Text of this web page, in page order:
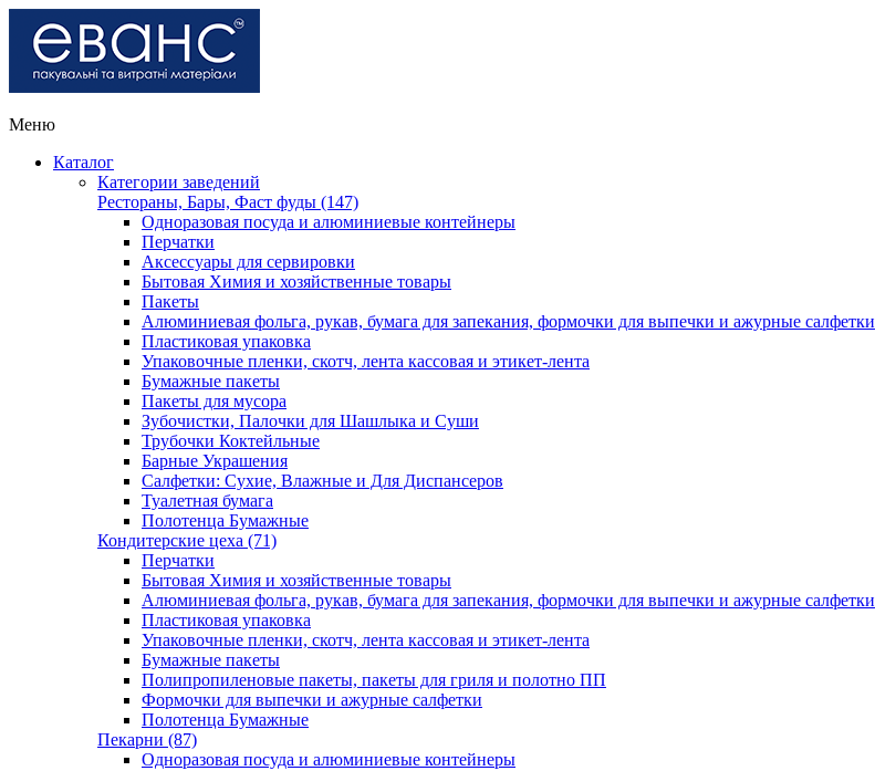
Меню
Каталог
Категории заведений
Рестораны, Бары, Фаст фуды (147)
Одноразовая посуда и алюминиевые контейнеры
Перчатки
Аксессуары для сервировки
Бытовая Химия и хозяйственные товары
Пакеты
Алюминиевая фольга, рукав, бумага для запекания, формочки для выпечки и ажурные салфетки
Пластиковая упаковка
Упаковочные пленки, скотч, лента кассовая и этикет-лента
Бумажные пакеты
Пакеты для мусора
Зубочистки, Палочки для Шашлыка и Суши
Трубочки Коктейльные
Барные Украшения
Салфетки: Сухие, Влажные и Для Диспансеров
Туалетная бумага
Полотенца Бумажные
Кондитерские цеха (71)
Перчатки
Бытовая Химия и хозяйственные товары
Алюминиевая фольга, рукав, бумага для запекания, формочки для выпечки и ажурные салфетки
Пластиковая упаковка
Упаковочные пленки, скотч, лента кассовая и этикет-лента
Бумажные пакеты
Полипропиленовые пакеты, пакеты для гриля и полотно ПП
Формочки для выпечки и ажурные салфетки
Полотенца Бумажные
Пекарни (87)
Одноразовая посуда и алюминиевые контейнеры